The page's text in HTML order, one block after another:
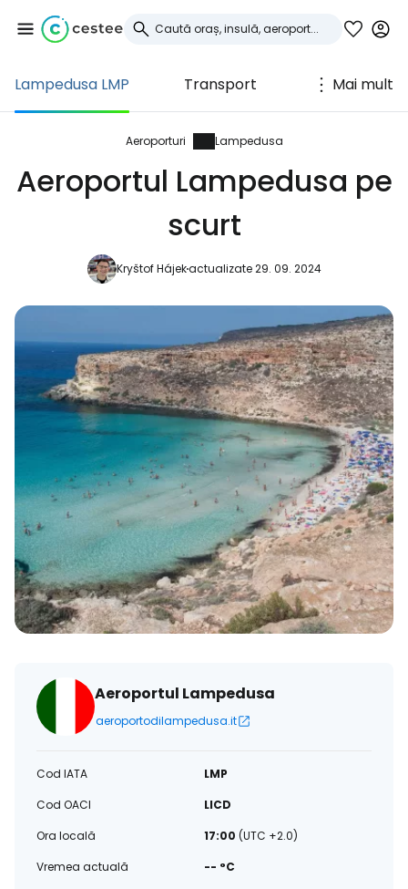
Lampedusa LMP Transport Mai mult
Aeroporturi Lampedusa
Aeroportul Lampedusa pe
scurt
Kryštof Hájekactualizate 29. 09. 2024
Aeroportul Lampedusa
aeroportodilampedusa.it
Cod IATA
LMP
Cod OACI
LICD
Ora locală
17:00 (UTC +2.0)
Vremea actuală
-- °C
Conectați-vă la
Cestee
... comunitatea mondială a călătorilor
Continuați cu Facebook
Continuați cu e-mailul